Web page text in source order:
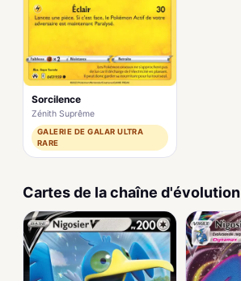
Sorcilence
Zénith Suprême
GALERIE DE GALAR ULTRA
RARE
Cartes de la chaîne d'évolution